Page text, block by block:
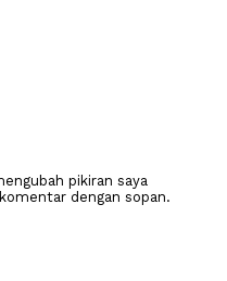
pikiran saya
dengan sopan.